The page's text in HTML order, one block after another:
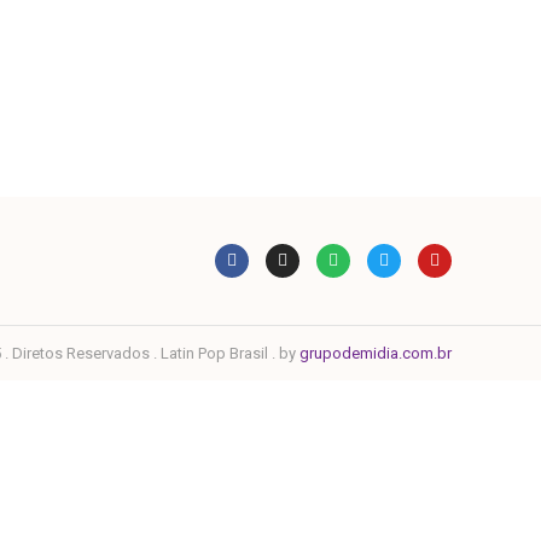
. Diretos Reservados . Latin Pop Brasil . by grupodemidia.com.br